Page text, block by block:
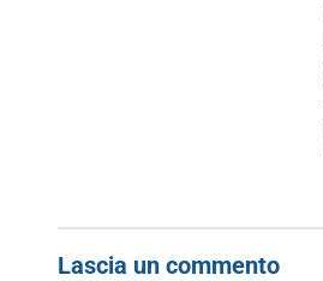
Lascia un commento